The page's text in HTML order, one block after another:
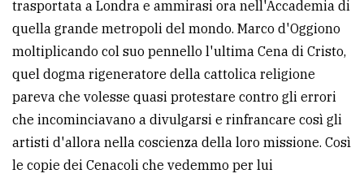
trasportata a Londra e ammirasi ora nell'Accademia di
quella grande metropoli del mondo. Marco d'Oggiono
moltiplicando col suo pennello l'ultima Cena di Cristo,
quel dogma rigeneratore della cattolica religione
pareva che volesse quasi protestare contro gli errori
che incominciavano a divulgarsi e rinfrancare così gli
artisti d'allora nella coscienza della loro missione. Così
le copie dei Cenacoli che vedemmo per lui